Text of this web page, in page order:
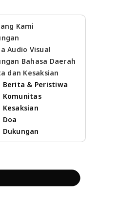
Kami
Audio Visual
Bahasa Daerah
dan Kesaksian
Berita & Peristiwa
Komunitas
Kesaksian
Doa
Dukungan